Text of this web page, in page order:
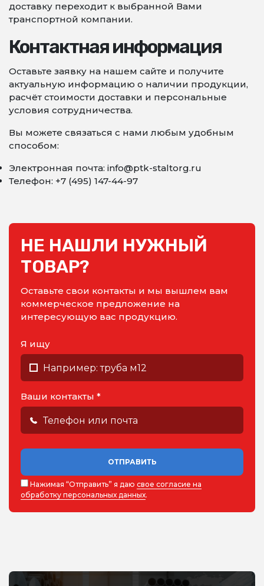
доставку переходит к выбранной Вами
транспортной компании.
Контактная информация
Оставьте заявку на нашем сайте и получите
актуальную информацию о наличии продукции,
расчёт стоимости доставки и персональные
условия сотрудничества.
Вы можете связаться с нами любым удобным
способом:
Электронная почта: info@ptk-staltorg.ru
Телефон: +7 (495) 147-44-97
НЕ НАШЛИ НУЖНЫЙ
ТОВАР?
Оставьте свои контакты и мы вышлем вам
коммерческое предложение на
интересующую вас продукцию.
Я ищу
Ваши контакты *
ОТПРАВИТЬ
Нажимая “Отправить” я даю свое согласие на
обработку персональных данных.